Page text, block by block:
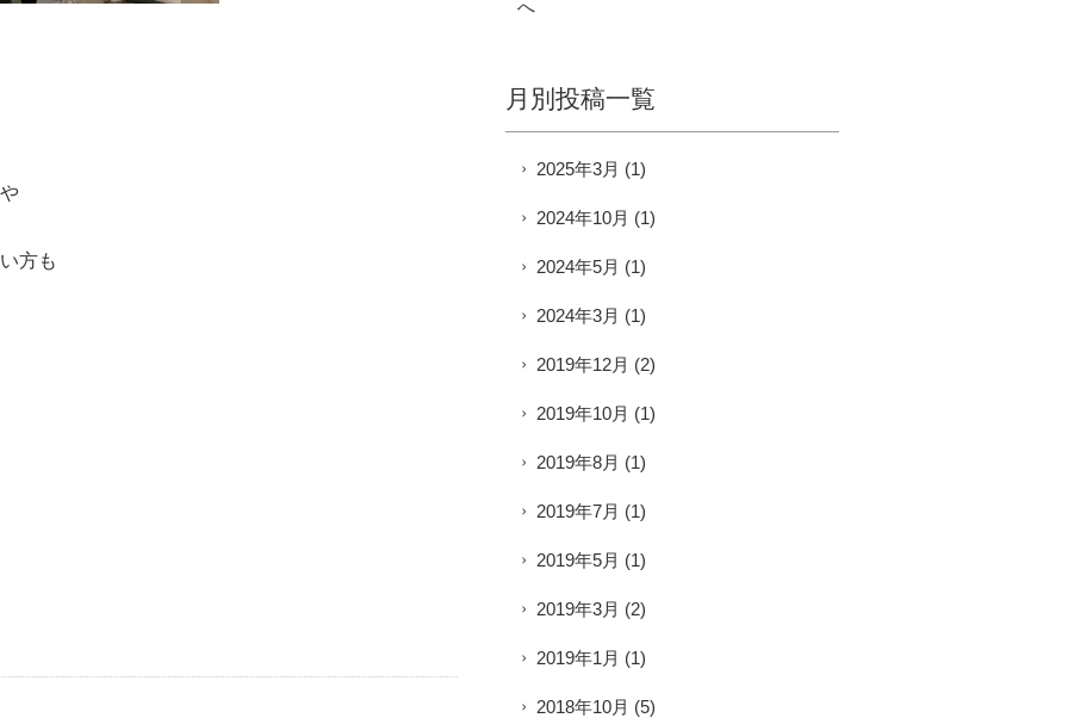
方も
へ
月別投稿一覧
2025年3月 (1)
2024年10月 (1)
2024年5月 (1)
2024年3月 (1)
2019年12月 (2)
2019年10月 (1)
2019年8月 (1)
2019年7月 (1)
2019年5月 (1)
2019年3月 (2)
2019年1月 (1)
2018年10月 (5)